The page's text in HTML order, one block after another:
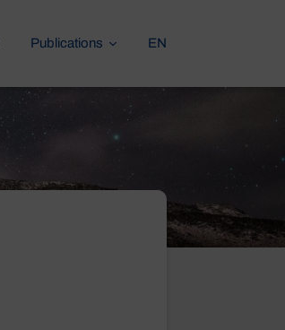
Publications EN